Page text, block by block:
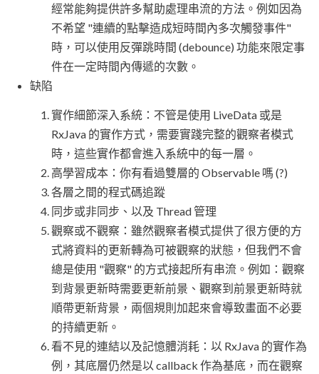
經常能夠提供許多幫助處理串流的方法。例如因為
不希望 "連續的點擊造成短時間內多次觸發事件"
時，可以使用反彈跳時間 (debounce) 功能來限定事
件在一定時間內傳遞的次數。
缺陷
實作細節深入系統：不管是使用 LiveData 或是
RxJava 的實作方式，需要實踐完整的觀察者模式
時，這些實作都會進入系統中的每一層。
高學習成本：你有看過雙層的 Observable 嗎 (?)
各層之間的程式碼追蹤
同步或非同步、以及 Thread 管理
觀察或不觀察：雖然觀察者模式提供了很方便的方
式將資料的更新轉為可被觀察的狀態，但我們不會
總是使用 "觀察" 的方式接起所有串流。例如：觀察
到背景更新時需要更新前景、觀察到前景更新時就
順帶更新背景，兩個規則加起來會導致畫面不必要
的持續更新。
看不見的連結以及記憶體消耗：以 RxJava 的實作為
例，其底層仍然是以 callback 作為基底，而在觀察